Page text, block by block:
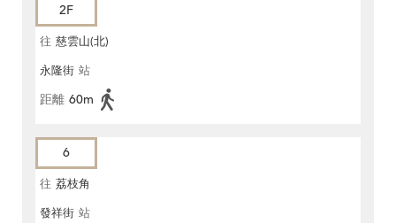
2F
往 慈雲山(北)
永隆街 站
距離 60m
6
往 荔枝角
發祥街 站